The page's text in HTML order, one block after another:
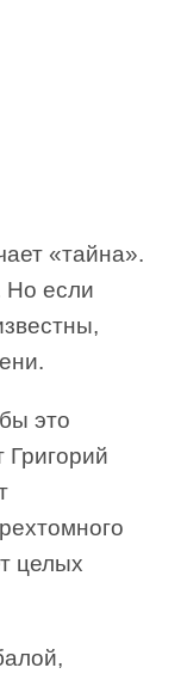
«тайна».
Но если
это
Григорий
целых